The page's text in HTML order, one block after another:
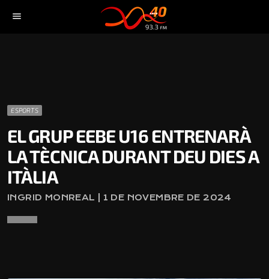
menu
ESPORTS
EL GRUP EEBE U16 ENTRENARÀ
LA TÈCNICA DURANT DEU DIES A
ITÀLIA
INGRID MONREAL | 1 DE NOVEMBRE DE 2024